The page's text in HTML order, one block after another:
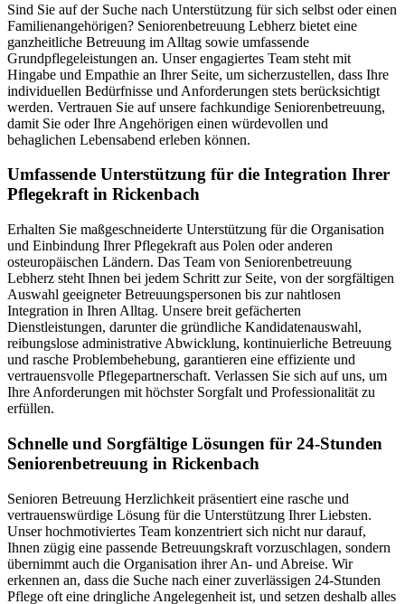
Sind Sie auf der Suche nach Unterstützung für sich selbst oder einen
Familienangehörigen? Seniorenbetreuung Lebherz bietet eine
ganzheitliche Betreuung im Alltag sowie umfassende
Grundpflegeleistungen an. Unser engagiertes Team steht mit
Hingabe und Empathie an Ihrer Seite, um sicherzustellen, dass Ihre
individuellen Bedürfnisse und Anforderungen stets berücksichtigt
werden. Vertrauen Sie auf unsere fachkundige Seniorenbetreuung,
damit Sie oder Ihre Angehörigen einen würdevollen und
behaglichen Lebensabend erleben können.
Umfassende Unterstützung für die Integration Ihrer
Pflegekraft in Rickenbach
Erhalten Sie maßgeschneiderte Unterstützung für die Organisation
und Einbindung Ihrer Pflegekraft aus Polen oder anderen
osteuropäischen Ländern. Das Team von Seniorenbetreuung
Lebherz steht Ihnen bei jedem Schritt zur Seite, von der sorgfältigen
Auswahl geeigneter Betreuungspersonen bis zur nahtlosen
Integration in Ihren Alltag. Unsere breit gefächerten
Dienstleistungen, darunter die gründliche Kandidatenauswahl,
reibungslose administrative Abwicklung, kontinuierliche Betreuung
und rasche Problembehebung, garantieren eine effiziente und
vertrauensvolle Pflegepartnerschaft. Verlassen Sie sich auf uns, um
Ihre Anforderungen mit höchster Sorgfalt und Professionalität zu
erfüllen.
Schnelle und Sorgfältige Lösungen für 24-Stunden
Seniorenbetreuung in Rickenbach
Senioren Betreuung Herzlichkeit präsentiert eine rasche und
vertrauenswürdige Lösung für die Unterstützung Ihrer Liebsten.
Unser hochmotiviertes Team konzentriert sich nicht nur darauf,
Ihnen zügig eine passende Betreuungskraft vorzuschlagen, sondern
übernimmt auch die Organisation ihrer An- und Abreise. Wir
erkennen an, dass die Suche nach einer zuverlässigen 24-Stunden
Pflege oft eine dringliche Angelegenheit ist, und setzen deshalb alles